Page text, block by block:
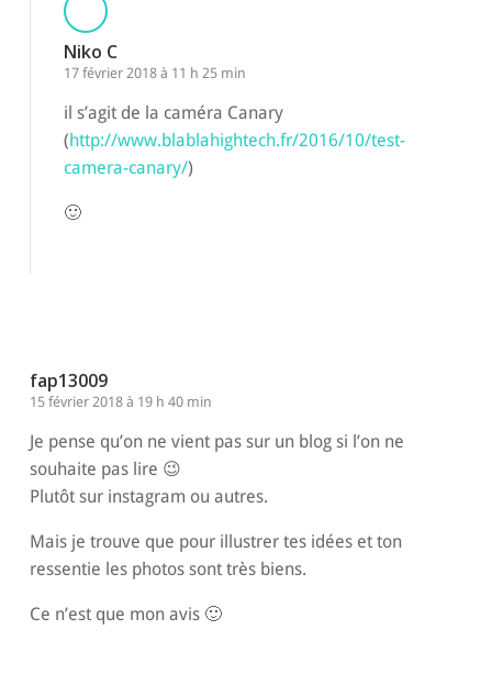
Niko C
17 février 2018 à 11 h 25 min
il s’agit de la caméra Canary
(http://www.blablahightech.fr/2016/10/test-
camera-canary/)
🙂
fap13009
15 février 2018 à 19 h 40 min
Je pense qu’on ne vient pas sur un blog si l’on ne
souhaite pas lire 😉
Plutôt sur instagram ou autres.
Mais je trouve que pour illustrer tes idées et ton
ressentie les photos sont très biens.
Ce n’est que mon avis 🙂